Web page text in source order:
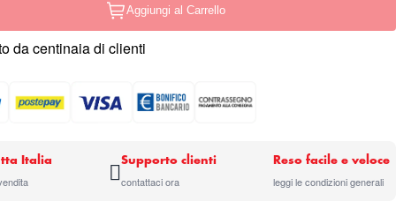
Aggiungi al Carrello
da centinaia di clienti
Italia Supporto clienti
contattaci ora
Reso facile e veloce
leggi le condizioni generali